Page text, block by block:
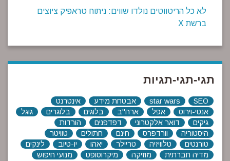
לא כל הריטווטים נולדו שווים: ניתוח טראפיק ציוצים
ברשת X
תגי-תגי-תגיות
SEO
star wars אבטחת מידע
אינטרנט
אנטי-וירוס
אפל ארה"ב בלוגים בלוגרים
גוגל
גיקים
דואר אלקטרוני דפדפנים
הורדות
היסטוריה
וורדפרס חינם חתולים
טוויטר
טורנטים
טלוויזיה טריילר יאהו יו-טיוב
לינקים
מדיה חברתית
מוזיקה מיקרוסופט
מנועי חיפוש